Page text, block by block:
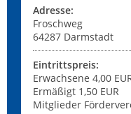
Adresse:
Froschweg
64287 Darmstadt
Eintrittspreis:
Erwachsene 4,00
Ermäßigt 1,50 EUR
Mitglieder